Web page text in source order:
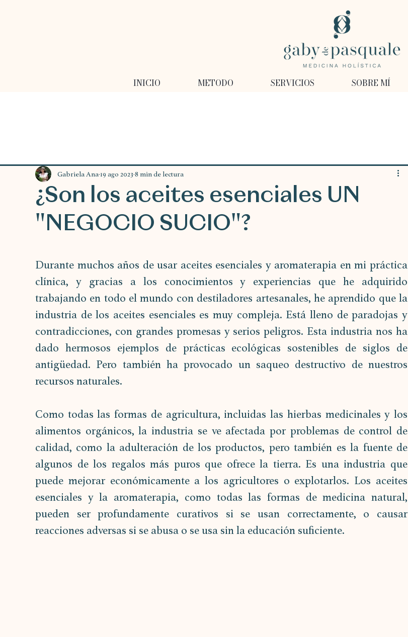
INICIO METODO SERVICIOS SOBRE MÍ
¿Son los aceites esenciales UN
"NEGOCIO SUCIO"?
Gabriela Ana 19 ago 2023 8 min de lectura
Durante muchos años de usar aceites esenciales y aromaterapia en mi práctica
clínica, y gracias a los conocimientos y experiencias que he adquirido
trabajando en todo el mundo con destiladores artesanales, he aprendido que la
industria de los aceites esenciales es muy compleja. Está lleno de paradojas y
contradicciones, con grandes promesas y serios peligros. Esta industria nos ha
dado hermosos ejemplos de prácticas ecológicas sostenibles de siglos de
antigüedad. Pero también ha provocado un saqueo destructivo de nuestros
recursos naturales.
Como todas las formas de agricultura, incluidas las hierbas medicinales y los
alimentos orgánicos, la industria se ve afectada por problemas de control de
calidad, como la adulteración de los productos, pero también es la fuente de
algunos de los regalos más puros que ofrece la tierra. Es una industria que
puede mejorar económicamente a los agricultores o explotarlos. Los aceites
esenciales y la aromaterapia, como todas las formas de medicina natural,
pueden ser profundamente curativos si se usan correctamente, o causar
reacciones adversas si se abusa o se usa sin la educación suficiente.